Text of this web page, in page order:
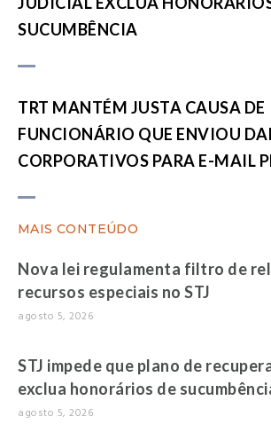
SUCUMBÊNCIA
TRT MANTÉM JUSTA CAUSA DE
FUNCIONÁRIO QUE ENVIOU
CORPORATIVOS PARA E-MAIL
MAIS CONTEÚDO
Nova lei regulamenta filtro de
recursos especiais no STJ
agosto 5, 2026
STJ impede que plano de
exclua honorários de
agosto 5, 2026